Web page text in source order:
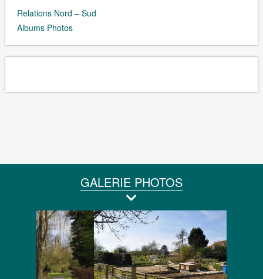
Relations Nord – Sud
Albums Photos
GALERIE PHOTOS